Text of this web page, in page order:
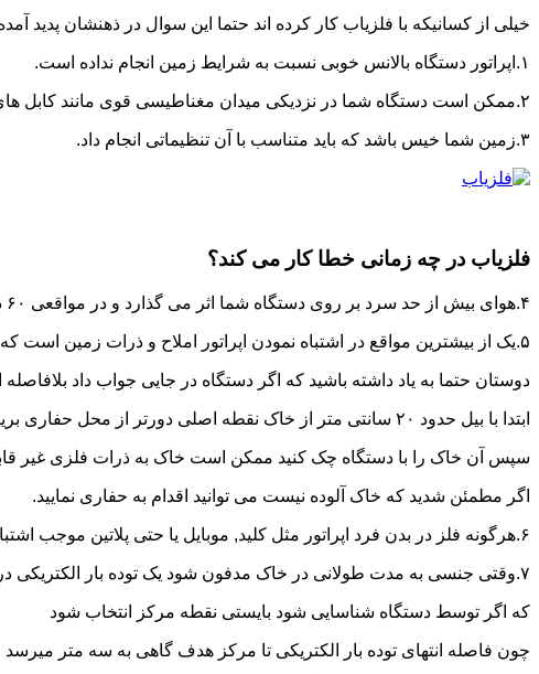
خیلی از کسانیکه با فلزیاب کار کرده اند حتما این سوال در ذهنشان
۱.اپراتور دستگاه بالانس خوبی نسبت به شرایط زمین انجام نداده است.
۲.ممکن است دستگاه شما در نزدیکی میدان مغناطیسی قوی مانند کابل های فشار قوی و….قرار بگیرد که موجب اختلال در فلزیاب شما شود.
۳.زمین شما خیس باشد که باید متناسب با آن تنظیماتی انجام داد.
فلزیاب در چه زمانی خطا کار می کند؟
۴.هوای بیش از حد سرد بر روی دستگاه شما اثر می گذارد و در مواقعی ۶۰ درصد از کارایی فلزیاب می کاهد.
۵.یک از بیشترین مواقع در اشتباه نمودن اپراتور املاح و ذرات زمین است که باید نسبت به آن فلزیاب را تنظیم نمود.
دوستان حتما به یاد داشته باشید که اگر دستگاه در جایی جواب داد بلافاصله
ابتدا با بیل حدود ۲۰ سانتی متر از خاک نقطه اصلی دورتر از محل حفاری بریزید
سپس آن خاک را با دستگاه چک کنید ممکن است خاک به ذرات فلزی غیر
اگر مطمئن شدید که خاک آلوده نیست می توانید اقدام به حفاری نمایید.
۶.هرگونه فلز در بدن فرد اپراتور مثل کلید, موبایل یا حتی پلاتین موجب اشتباه فلزیاب می شود.
۷.وقتی جنسی به مدت طولانی در خاک مدفون شود یک توده بار الکتریکی در اطراف ان ایجاد میشود
که اگر توسط دستگاه شناسایی شود بایستی نقطه مرکز انتخاب شود
چون فاصله انتهای توده بار الکتریکی تا مرکز هدف گاهی به سه متر میرسد